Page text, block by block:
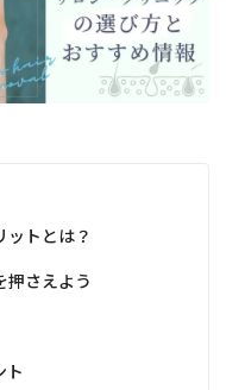
ットとは？
押さえよう
ト